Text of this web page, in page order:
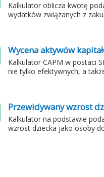
Kalkulator oblicza kwotę
wydatków związanych z
Wycena aktywów
Kalkulator CAPM w postaci
nie tylko efektywnych, a
Przewidywany wzrost
Kalkulator na podstawie
wzrost dziecka jako osoby